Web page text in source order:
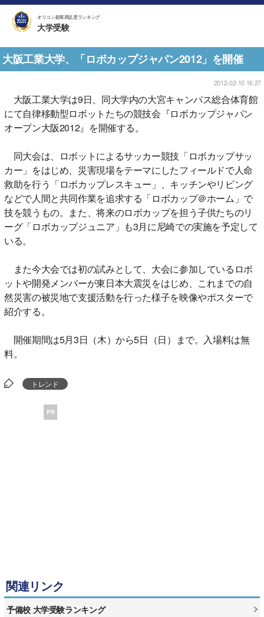
オリコン顧客満足度ランキング
大学受験
大阪工業大学、「ロボカップジャパン2012」を開催
2012-02-10 16:27
大阪工業大学は9日、同大学内の大宮キャンパス総合体育館
にて自律移動型ロボットたちの競技会『ロボカップジャパン
オープン大阪2012』を開催する。
同大会は、ロボットによるサッカー競技「ロボカップサッ
カー」をはじめ、災害現場をテーマにしたフィールドで人命
救助を行う「ロボカップレスキュー」、キッチンやリビング
などで人間と共同作業を追求する「ロボカップ＠ホーム」で
技を競うもの。また、将来のロボカップを担う子供たちのリ
ーグ「ロボカップジュニア」も3月に尼崎での実施を予定して
いる。
また今大会では初の試みとして、大会に参加しているロボ
ットや開発メンバーが東日本大震災をはじめ、これまでの自
然災害の被災地で支援活動を行った様子を映像やポスターで
紹介する。
開催期間は5月3日（木）から5日（日）まで。入場料は無
料。
トレンド
PR
関連リンク
予備校 大学受験ランキング